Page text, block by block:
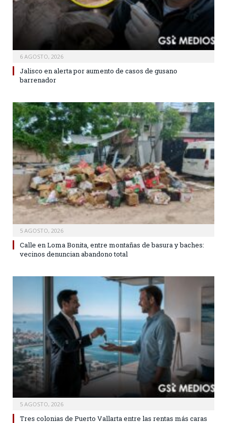
6 AGOSTO, 2026
Jalisco en alerta por aumento de casos de gusano
barrenador
5 AGOSTO, 2026
Calle en Loma Bonita, entre montañas de basura y baches:
vecinos denuncian abandono total
5 AGOSTO, 2026
Tres colonias de Puerto Vallarta entre las rentas más caras